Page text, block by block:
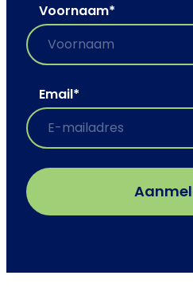
Voornaam*
Email*